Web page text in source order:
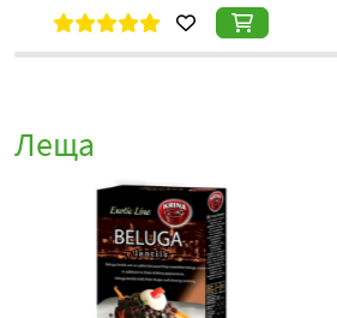
Леща